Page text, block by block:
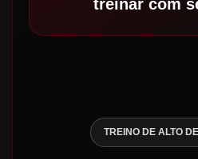
treinar com
TREINO DE ALTO